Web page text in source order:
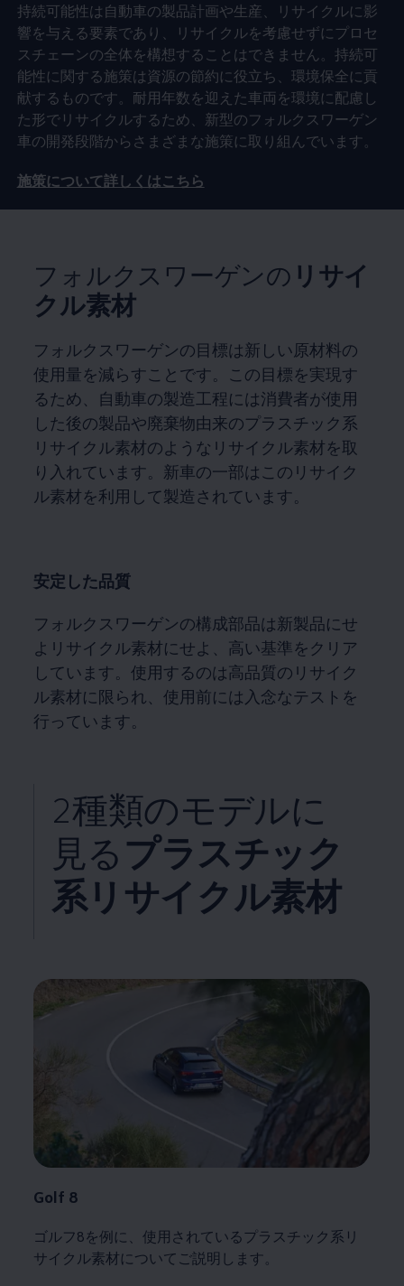
持続可能性は自動車の製品計画や生産、リサイクルに影
響を与える要素であり、リサイクルを考慮せずにプロセ
スチェーンの全体を構想することはできません。持続可
能性に関する施策は資源の節約に役立ち、環境保全に貢
献するものです。耐用年数を迎えた車両を環境に配慮し
た形でリサイクルするため、新型のフォルクスワーゲン
車の開発段階からさまざまな施策に取り組んでいます。
施策について詳しくはこちら
フォルクスワーゲンの リサイ
クル素材
フォルクスワーゲンの目標は新しい原材料の
使用量を減らすことです。この目標を実現す
るため、自動車の製造工程には消費者が使用
した後の製品や廃棄物由来のプラスチック系
リサイクル素材のようなリサイクル素材を取
り入れています。新車の一部はこのリサイク
ル素材を利用して製造されています。
安定した品質
フォルクスワーゲンの構成部品は新製品にせ
よリサイクル素材にせよ、高い基準をクリア
しています。使用するのは高品質のリサイク
ル素材に限られ、使用前には入念なテストを
行っています。
2種類のモデルに
見る プラスチック
系リサイクル素材
Golf 8
ゴルフ8を例に、使用されているプラスチック系リ
サイクル素材についてご説明します。